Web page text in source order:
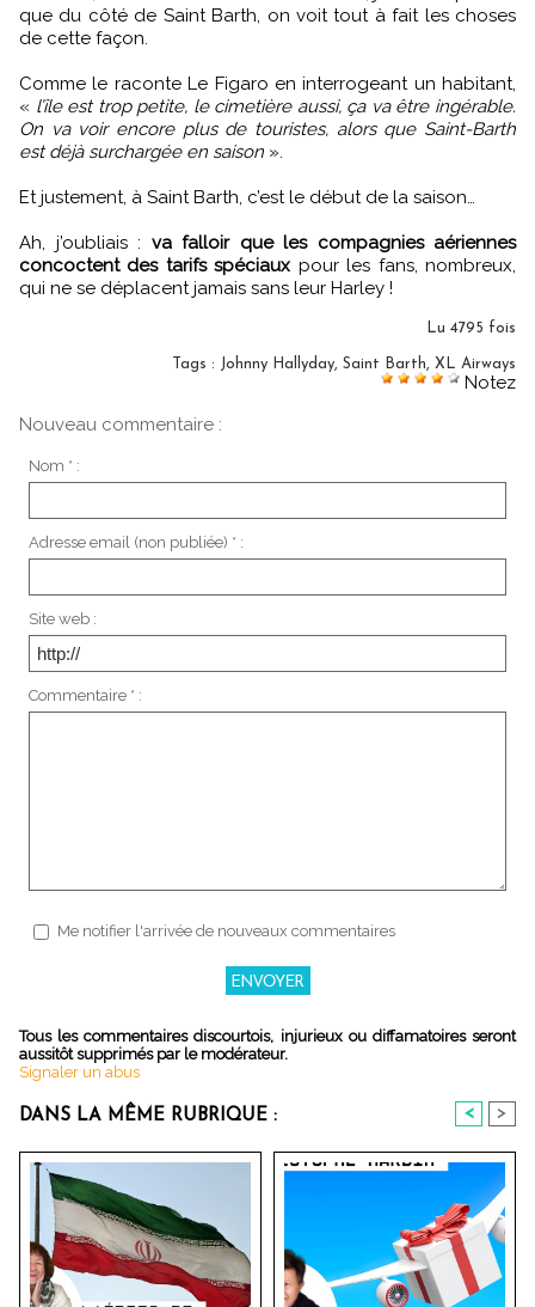
que du côté de Saint Barth, on voit tout à fait les choses
de cette façon.
Comme le raconte Le Figaro en interrogeant un habitant,
« l’île est trop petite, le cimetière aussi, ça va être ingérable.
On va voir encore plus de touristes, alors que Saint-Barth
est déjà surchargée en saison ».
Et justement, à Saint Barth, c’est le début de la saison…
Ah, j’oubliais : va falloir que les compagnies aériennes
concoctent des tarifs spéciaux pour les fans, nombreux,
qui ne se déplacent jamais sans leur Harley !
Lu 4795 fois
Tags : Johnny Hallyday Saint Barth XL Airways
Notez
Nouveau commentaire :
Nom * :
Adresse email (non publiée) * :
Site web :
Commentaire * :
Me notifier l'arrivée de nouveaux commentaires
Tous les commentaires discourtois, injurieux ou diffamatoires seront
aussitôt supprimés par le modérateur.
Signaler un abus
DANS LA MÊME RUBRIQUE : < >